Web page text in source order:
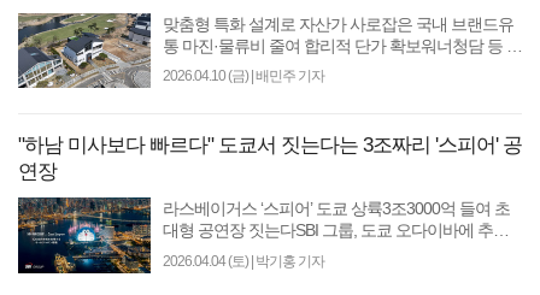
맞춤형 특화 설계로 자산가 사로잡은 국내 브랜드유
통 마진·물류비 줄여 합리적 단가 확보워너청담 등 하
이엔드 단지 입점 [땅집고] 이달 초 방문한 인천 송도
2026.04.10 (금)| 배민주 기자
"하남 미사보다 빠르다" 도쿄서 짓는다는 3조짜리 '스피어' 공
연장
라스베이거스 ‘스피어’ 도쿄 상륙3조3000억 들여 초
대형 공연장 짓는다SBI 그룹, 도쿄 오다이바에 추진
[땅집고] 일본 도쿄에서 사업비 약 3조3000억원 규모
의 초대형 ..
2026.04.04 (토)| 박기홍 기자